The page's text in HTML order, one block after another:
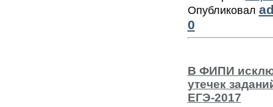
Опубликовал
0
В ФИПИ
утечек
ЕГЭ-2017